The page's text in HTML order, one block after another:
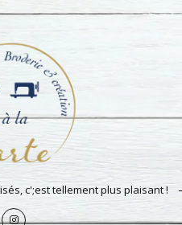
c';est tellement plus plaisant !